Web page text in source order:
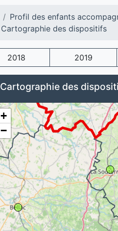
Profil des enfants
Cartographie des dispositifs
2018 2019
Cartographie des
+
−